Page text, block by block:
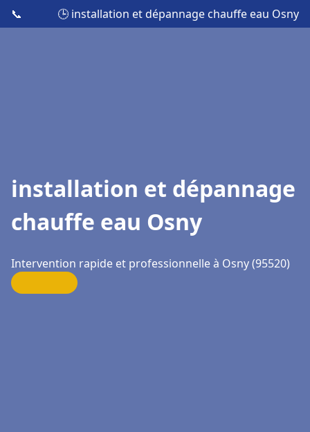
📞 🕒 installation et dépannage chauffe eau Osny
installation et dépannage
chauffe eau Osny
Intervention rapide et professionnelle à Osny (95520)